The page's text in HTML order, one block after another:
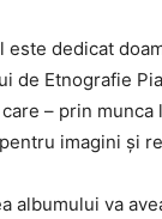
este dedicat
de Etnografie
– prin
imagini și
albumului va